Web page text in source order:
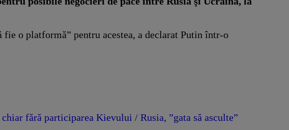
o platformă” pentru acestea, a declarat Putin într-o
fără participarea Kievului / Rusia, ”gata să asculte”